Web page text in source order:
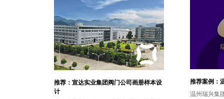
推荐案例：
温州瑞兴集
推荐：宣达实业集团阀门公司画册样本设
计